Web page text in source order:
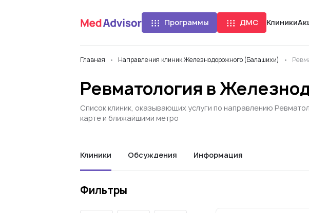
Программы ДМС Клиники
Главная Направления клиник Железнодорожного (Балашихи)
Ревматология в
Список клиник, оказывающих услуги по направлению
карте и ближайшими метро
Клиники Обсуждения Информация
Фильтры